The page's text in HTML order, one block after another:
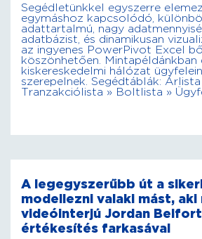
Segédletünkkel egyszerre
egymáshoz kapcsolódó,
adattartalmú, nagy
adatbázist, és dinamikusan
az ingyenes PowerPivot Excel
köszönhetően. Mintapéldánkban
kiskereskedelmi hálózat
szerepelnek. Segédtáblák: Árlista
Tranzakciólista » Boltlista »
A legegyszerűbb út a
modellezni valaki mást, aki
videóinterjú Jordan
értékesítés farkasával